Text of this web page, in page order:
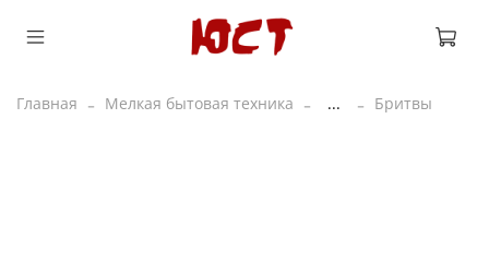
Главная Мелкая бытовая техника ... Бритвы